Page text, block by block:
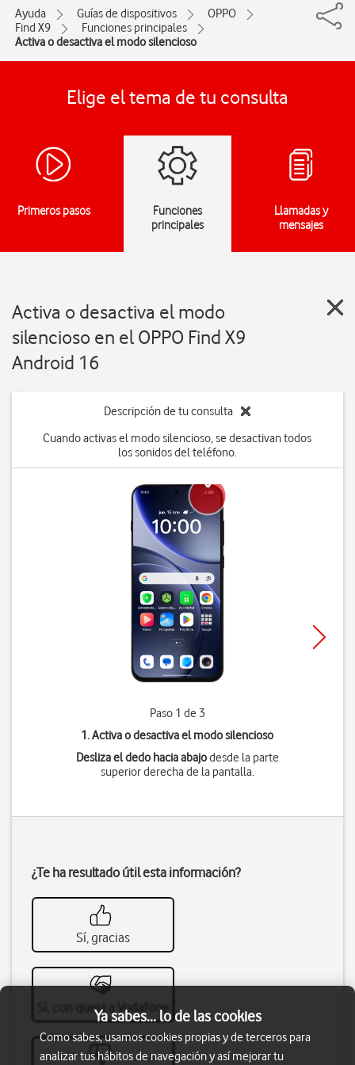
Ayuda Guías de dispositivos
OPPO
Find X9
Funciones principales
Activa o desactiva el modo silencioso
Elige el tema de tu consulta
Primeros pasos
Funciones
principales
Llamadas y
mensajes
Activa o desactiva el modo
silencioso en el OPPO Find X9
Android 16
Descripción de tu consulta
Cuando activas el modo silencioso, se desactivan todos
los sonidos del teléfono.
Paso 1 de 3
1. Activa o desactiva el modo silencioso
Desliza el dedo hacia abajodesde la parte
superior derecha de la pantalla.
¿Te ha resultado útil esta información?
Sí, gracias
Sí, con queja a Vodafone
Ya sabes... lo de las cookies
Como sabes, usamos cookies propias y de terceros para
analizar tus hábitos de navegación y así mejorar tu